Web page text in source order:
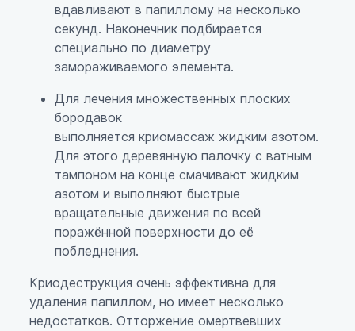
вдавливают в папиллому на несколько
секунд. Наконечник подбирается
специально по диаметру
замораживаемого элемента.
Для лечения множественных плоских
бородавок
выполняется криомассаж жидким азотом.
Для этого деревянную палочку с ватным
тампоном на конце смачивают жидким
азотом и выполняют быстрые
вращательные движения по всей
поражённой поверхности до её
побледнения.
Криодеструкция очень эффективна для
удаления папиллом, но имеет несколько
недостатков. Отторжение омертвевших